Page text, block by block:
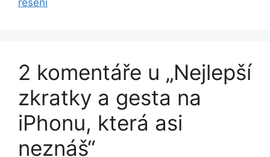
2 komentáře u „Nejlepší
zkratky a gesta na
iPhonu, která asi
neznáš“